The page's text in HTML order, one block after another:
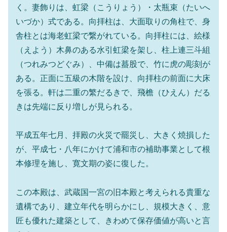
く。妻飾りは、虹梁（こうりょう）・太瓶束（たいへ
いづか）式である。向拝柱は、大面取りの角柱で、身
舎柱とは海老虹梁で繋がれている。向拝柱には、絵様
（えよう）木鼻のある水引虹梁を架し、柱上連三斗組
（つれみつどぐみ）、中備は蟇股で、竹に虎の彫刻が
ある。正面に五級の木階を設け、向拝柱の前面に大床
を張る。軒は二重の繁だるきで、飛檐（ひえん）だる
きは先端に反り増しが見られる。
平成五年七月、拝殿の火災で罷災し、大きく焼損した
が、平成七・八年にかけて浦和市の補助事業として根
本修理を施し、寛文期の姿に復した。
この本殿は、武蔵国一宮の旧本殿と考えられる貴重な
遺構であり、建立年代を明らかにし、規模大きく、意
匠も優れた建築として、きわめて保存価値が高いと言